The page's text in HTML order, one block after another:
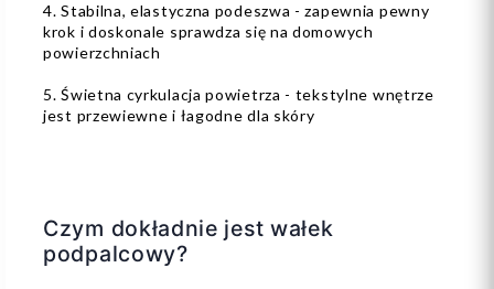
4. Stabilna, elastyczna podeszwa - zapewnia pewny
krok i doskonale sprawdza się na domowych
powierzchniach
5. Świetna cyrkulacja powietrza - tekstylne wnętrze
jest przewiewne i łagodne dla skóry
Czym dokładnie jest wałek
podpalcowy?